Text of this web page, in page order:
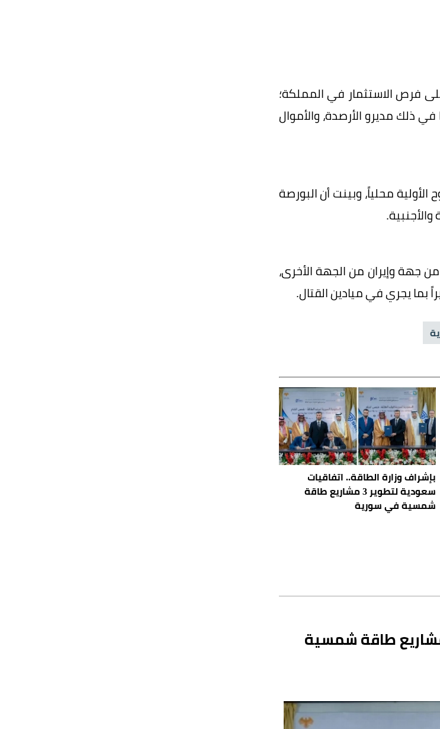
فرص الاستثمار في المملكة؛
ذلك مديرو الأرصدة، والأموال
محلياً، وبينت أن البورصة
من جهة وإيران من الجهة الأخرى،
بما يجري في ميادين القتال.
بإشراف وزارة الطاقة.. اتفاقيات
سعودية لتطوير 3 مشاريع طاقة
شمسية في سورية
وزارة الطاقة.. اتفاقيات سعودية لتطوير 3 مشاريع طاقة شمسية